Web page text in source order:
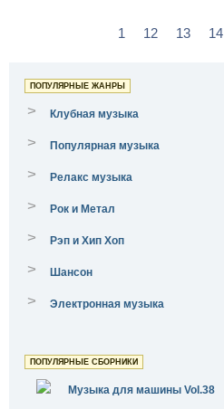
1 12 13 14
ПОПУЛЯРНЫЕ ЖАНРЫ
> Клубная музыка
> Популярная музыка
> Релакс музыка
> Рок и Метал
> Рэп и Хип Хоп
> Шансон
> Электронная музыка
ПОПУЛЯРНЫЕ СБОРНИКИ
Музыка для машины Vol.38